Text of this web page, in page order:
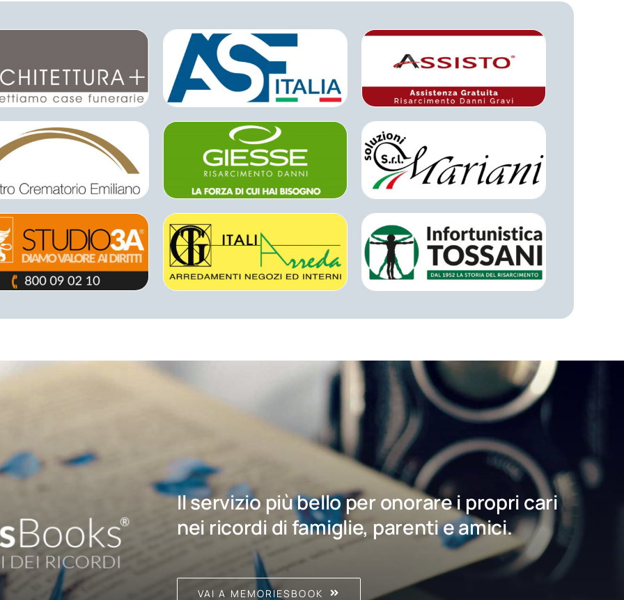
Il servizio più bello per onorare i propri cari
nei ricordi di famiglie, parenti e amici.
VAI A MEMORIESBOOK